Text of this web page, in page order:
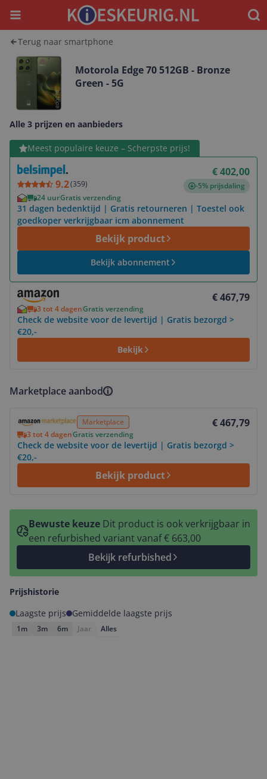
Menu
Terug naar smartphone
Motorola Edge 70 512GB - Bronze
Green - 5G
Alle 3 prijzen en aanbieders
Meest populaire keuze – Scherpste prijs!
9.2(359)
€ 402,00
-5% prijsdaling
24 uurGratis verzending
31 dagen bedenktijd | Gratis retourneren | Toestel ook
goedkoper verkrijgbaar icm abonnement
Bekijk product
Bekijk abonnement
Bekijk product
€ 467,79
3 tot 4 dagenGratis verzending
Check de website voor de levertijd | Gratis bezorgd >
€20,-
Bekijk
Bekijk product
Marketplace aanbod
Marketplace € 467,79
3 tot 4 dagenGratis verzending
Check de website voor de levertijd | Gratis bezorgd >
€20,-
Bekijk product
Bewuste keuze Dit product is ook verkrijgbaar in
een refurbished variant vanaf € 663,00
Bekijk refurbished
Prijshistorie
Laagste prijs
Gemiddelde laagste prijs
1m 3m 6m Jaar Alles